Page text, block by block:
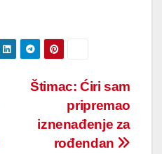
Štimac: Ćiri sam
pripremao
iznenađenje za
rođendan